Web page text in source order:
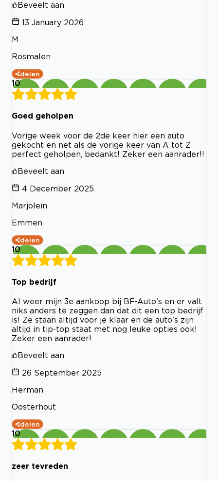
Beveelt aan
13 January 2026
M
Rosmalen
delen
10
Goed geholpen
Vorige week voor de 2de keer hier een auto
gekocht en net als de vorige keer van A tot Z
perfect geholpen, bedankt! Zeker een aanrader!!
Beveelt aan
4 December 2025
Marjolein
Emmen
delen
10
Top bedrijf
Al weer mijn 3e aankoop bij BF-Auto's en er valt
niks anders te zeggen dan dat dit een top bedrijf
is! Ze staan altijd voor je klaar en de auto's zijn
altijd in tip-top staat met nog leuke opties ook!
Zeker een aanrader!
Beveelt aan
26 September 2025
Herman
Oosterhout
delen
10
zeer tevreden